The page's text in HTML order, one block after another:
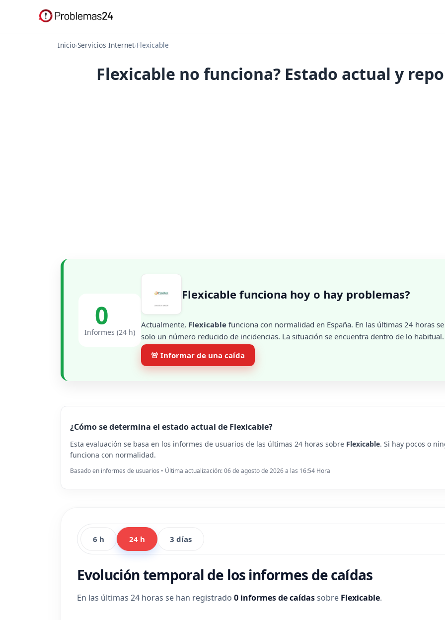
Inicio›Servicios Internet›Flexicable
Flexicable no funciona? Estado actual y
0
Informes (24 h)
Flexicable funciona hoy o hay problemas?
Actualmente, Flexicable funciona con normalidad en España. En las últimas 24 horas
solo un número reducido de incidencias. La situación se encuentra dentro de lo habitual.
🚨 Informar de una caída
¿Cómo se determina el estado actual de Flexicable?
Esta evaluación se basa en los informes de usuarios de las últimas 24 horas sobre Flexicable. Si hay pocos o
funciona con normalidad.
Basado en informes de usuarios • Última actualización: 06 de agosto de 2026 a las 16:54 Hora
6 h 24 h 3 días
Evolución temporal de los informes de caídas
En las últimas 24 horas se han registrado 0 informes de caídassobre Flexicable.